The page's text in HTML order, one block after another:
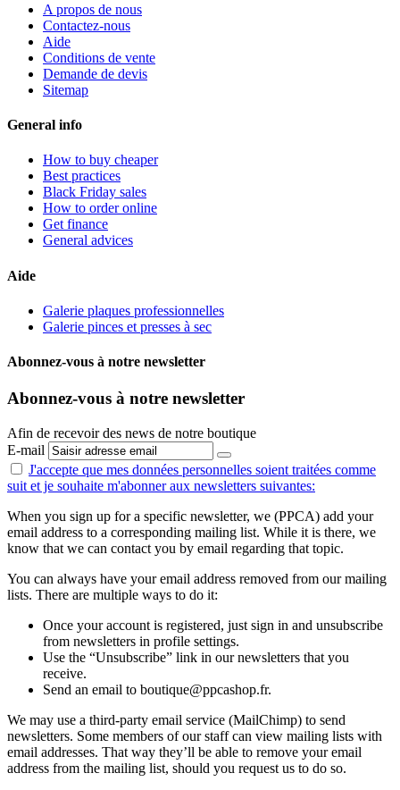
A propos de nous
Contactez-nous
Aide
Conditions de vente
Demande de devis
Sitemap
General info
How to buy cheaper
Best practices
Black Friday sales
How to order online
Get finance
General advices
Aide
Galerie plaques professionnelles
Galerie pinces et presses à sec
Abonnez-vous à notre newsletter
Abonnez-vous à notre newsletter
Afin de recevoir des news de notre boutique
E-mail
J'accepte que mes données personnelles soient traitées comme
suit et je souhaite m'abonner aux newsletters suivantes:
When you sign up for a specific newsletter, we (PPCA) add your
email address to a corresponding mailing list. While it is there, we
know that we can contact you by email regarding that topic.
You can always have your email address removed from our mailing
lists. There are multiple ways to do it:
Once your account is registered, just sign in and unsubscribe
from newsletters in profile settings.
Use the “Unsubscribe” link in our newsletters that you
receive.
Send an email to boutique@ppcashop.fr.
We may use a third-party email service (MailChimp) to send
newsletters. Some members of our staff can view mailing lists with
email addresses. That way they’ll be able to remove your email
address from the mailing list, should you request us to do so.